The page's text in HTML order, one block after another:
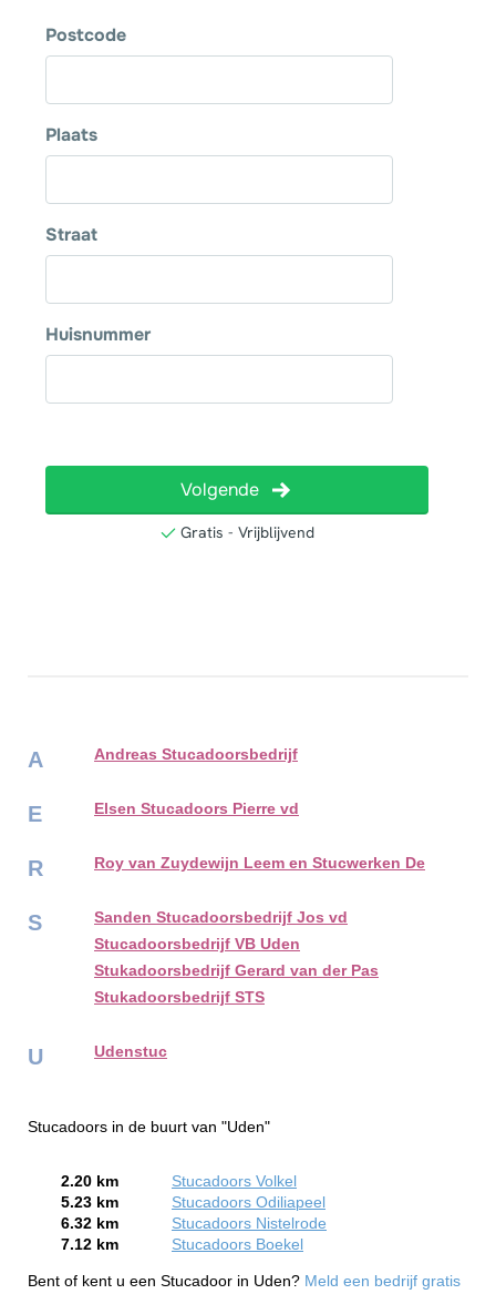
A Andreas Stucadoorsbedrijf
E Elsen Stucadoors Pierre vd
R Roy van Zuydewijn Leem en Stucwerken De
S
Sanden Stucadoorsbedrijf Jos vd
Stucadoorsbedrijf VB Uden
Stukadoorsbedrijf Gerard van der Pas
Stukadoorsbedrijf STS
U Udenstuc
Stucadoors in de buurt van "Uden"
2.20 km
Stucadoors Volkel
5.23 km
Stucadoors Odiliapeel
6.32 km
Stucadoors Nistelrode
7.12 km
Stucadoors Boekel
Bent of kent u een Stucadoor in Uden? Meld een bedrijf gratis